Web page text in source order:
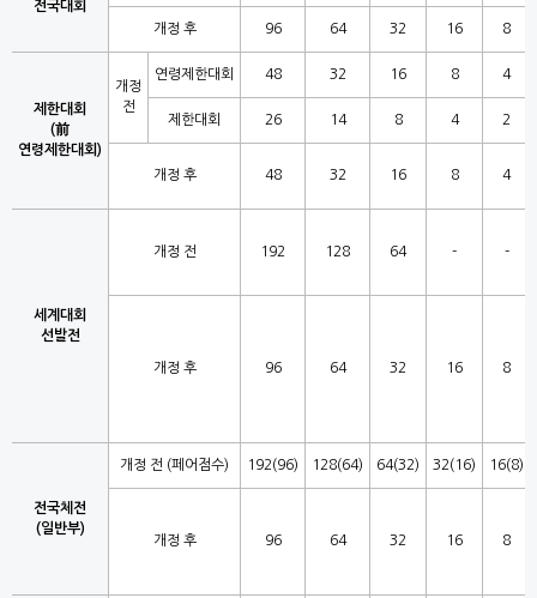
전국대회
개정 후 96 64 32 16 8
제한대회
(前
연령제한대회)
개정
전
연령제한대회 48 32 16 8 4
제한대회 26 14 8 4 2
개정 후 48 32 16 8 4
세계대회
선발전
개정 전 192 128 64 - -
개정 후 96 64 32 16 8
전국체전
(일반부)
개정 전 (페어점수) 192(96) 128(64) 64(32) 32(16) 16(8)
개정 후 96 64 32 16 8